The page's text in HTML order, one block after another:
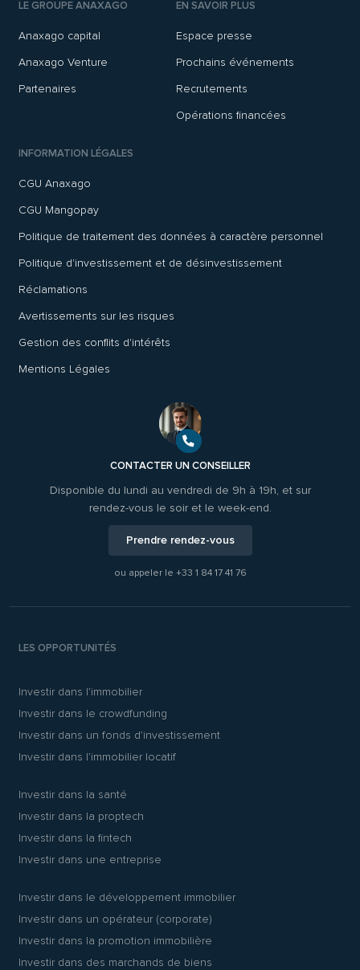
LE GROUPE ANAXAGO
Anaxago capital
Anaxago Venture
Partenaires
EN SAVOIR PLUS
Espace presse
Prochains événements
Recrutements
Opérations financées
INFORMATION LÉGALES
CGU Anaxago
CGU Mangopay
Politique de traitement des données à caractère personnel
Politique d'investissement et de désinvestissement
Réclamations
Avertissements sur les risques
Gestion des conflits d'intérêts
Mentions Légales
CONTACTER UN CONSEILLER
Disponible du lundi au vendredi de 9h à 19h, et sur
rendez-vous le soir et le week-end.
Prendre rendez-vous
ou appeler le +33 1 84 17 41 76
LES OPPORTUNITÉS
Investir dans l’immobilier
Investir dans le crowdfunding
Investir dans un fonds d’investissement
Investir dans l’immobilier locatif
Investir dans la santé
Investir dans la proptech
Investir dans la fintech
Investir dans une entreprise
Investir dans le développement immobilier
Investir dans un opérateur (corporate)
Investir dans la promotion immobilière
Investir dans des marchands de biens